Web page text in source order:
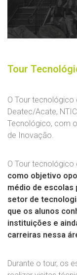
Tour
O Tour tecnológico
Deatec/Acate,
Tecnológico, com
de Inovação.
O Tour tecnológico
como objetivo
médio de escolas
setor de
que os alunos
instituições e
carreiras nessa
Durante o tour, os